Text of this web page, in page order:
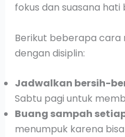
fokus dan suasana hati
Berikut beberapa cara
dengan disiplin:
Jadwalkan bersih-
Sabtu pagi untuk
Buang sampah
menumpuk karena